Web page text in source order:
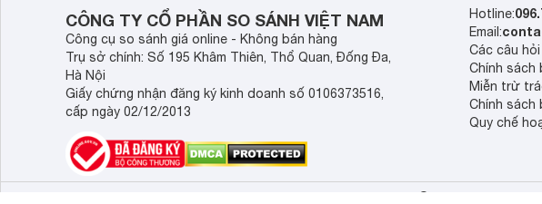
dùng Việt.
thể chất mà còn hỗ trợ trí tuệ
giác.
CÔNG TY CỔ PHẦN SO SÁNH VIỆT NAM
Công cụ so sánh giá online - Không bán hàng
Trụ sở chính: Số 195 Khâm Thiên, Thổ Quan, Đống Đa,
Hà Nội
Giấy chứng nhận đăng ký kinh doanh số 0106373516,
cấp ngày 02/12/2013
Hotline:
Email:
Các câu
Chính sách
Miễn trừ
Chính sách
Quy chế
© 2013 - 2023 Bản